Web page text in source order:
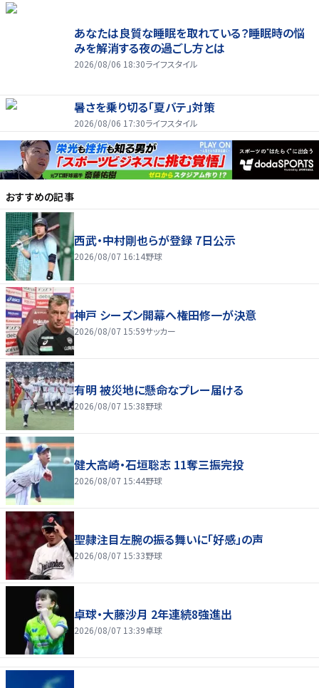
あなたは良質な睡眠を取れている？睡眠時の悩
みを解消する夜の過ごし方とは
2026/08/06 18:30ライフスタイル
暑さを乗り切る「夏バテ」対策
2026/08/06 17:30ライフスタイル
おすすめの記事
西武・中村剛也らが登録 7日公示
2026/08/07 16:14野球
神戸 シーズン開幕へ権田修一が決意
2026/08/07 15:59サッカー
有明 被災地に懸命なプレー届ける
2026/08/07 15:38野球
健大高崎・石垣聡志 11奪三振完投
2026/08/07 15:44野球
聖隷注目左腕の振る舞いに「好感」の声
2026/08/07 15:33野球
卓球・大藤沙月 2年連続8強進出
2026/08/07 13:39卓球